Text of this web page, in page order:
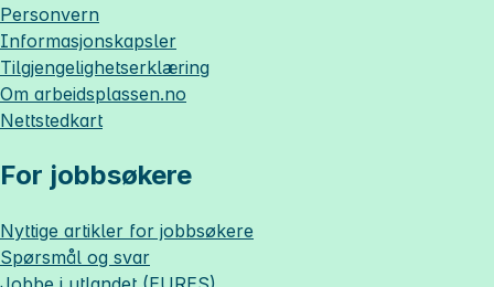
Personvern
Informasjonskapsler
Tilgjengelighetserklæring
Om arbeidsplassen.no
Nettstedkart
For jobbsøkere
Nyttige artikler for jobbsøkere
Spørsmål og svar